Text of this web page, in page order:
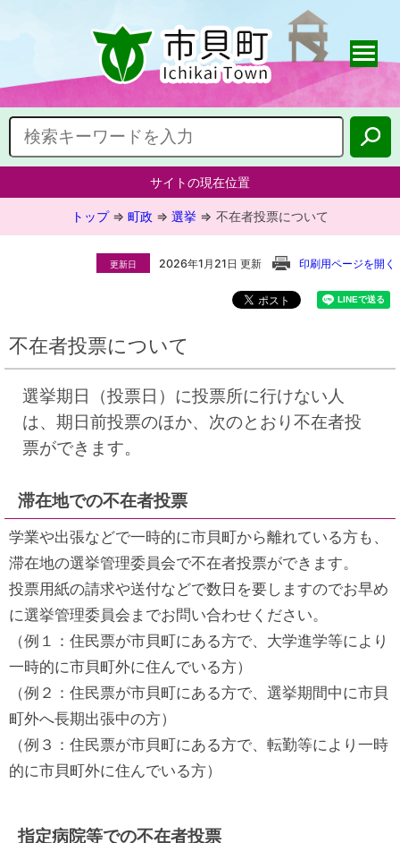
サイトの現在位置
トップ⇒ 町政 ⇒ 選挙 ⇒ 不在者投票について
更新日 2026年1月21日 更新 印刷用ページを開く
不在者投票について
選挙期日（投票日）に投票所に行けない人
は、期日前投票のほか、次のとおり不在者投
票ができます。
滞在地での不在者投票
学業や出張などで一時的に市貝町から離れている方も、
滞在地の選挙管理委員会で不在者投票ができます。
投票用紙の請求や送付などで数日を要しますのでお早め
に選挙管理委員会までお問い合わせください。
（例１：住民票が市貝町にある方で、大学進学等により
一時的に市貝町外に住んでいる方）
（例２：住民票が市貝町にある方で、選挙期間中に市貝
町外へ長期出張中の方）
（例３：住民票が市貝町にある方で、転勤等により一時
的に市貝町外に住んでいる方）
指定病院等での不在者投票